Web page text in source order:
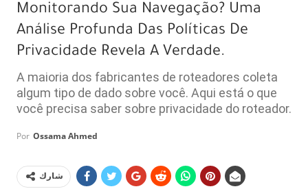
Monitorando Sua Navegação? Uma
Análise Profunda Das Políticas De
Privacidade Revela A Verdade.
A maioria dos fabricantes de roteadores coleta
algum tipo de dado sobre você. Aqui está o que
você precisa saber sobre privacidade do roteador.
Por Ossama Ahmed
شارك